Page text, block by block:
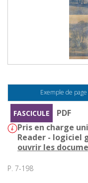
Exemple de page
FASCICULE
PDF
Pris en charge
Reader - logiciel
ouvrir les
P. 7-198